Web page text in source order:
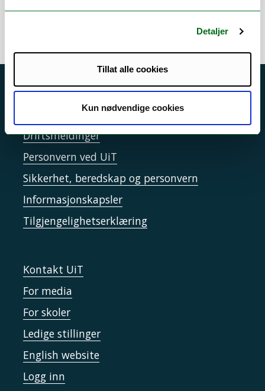
Detaljer
Tillat alle cookies
Kun nødvendige cookies
Akutt hjelp
Driftsmeldinger
Personvern ved UiT
Sikkerhet, beredskap og personvern
Informasjonskapsler
Tilgjengelighetserklæring
Kontakt UiT
For media
For skoler
Ledige stillinger
English website
Logg inn